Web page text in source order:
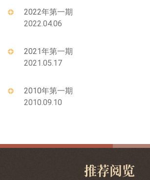
2022年第一期
2022.04.06
2021年第一期
2021.05.17
2010年第一期
2010.09.10
推荐阅览